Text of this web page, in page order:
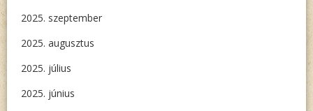
2025. szeptember
2025. augusztus
2025. július
2025. június